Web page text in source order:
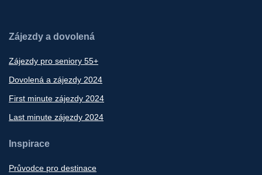
Zájezdy a dovolená
Zájezdy pro seniory 55+
Dovolená a zájezdy 2024
First minute zájezdy 2024
Last minute zájezdy 2024
Inspirace
Průvodce pro destinace